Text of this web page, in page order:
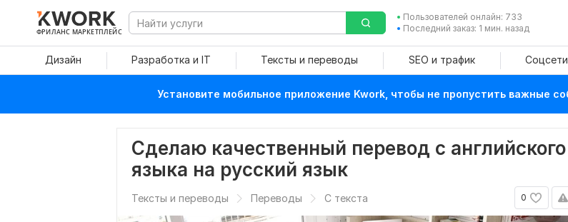
ФРИЛАНС МАРКЕТПЛЕЙС
Пользователей онлайн: 733
Последний заказ: 1 мин. назад
Дизайн Разработка и IT Тексты и переводы SEO и трафик
Установите мобильное приложение Kwork, чтобы не пропустить важные
Сделаю качественный перевод с английского
языка на русский язык
0
Тексты и переводы Переводы С текста